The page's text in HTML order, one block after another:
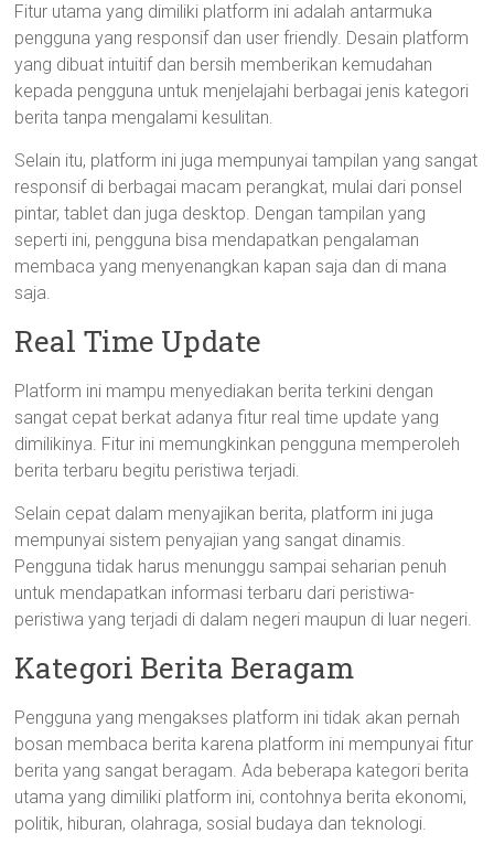
Fitur utama yang dimiliki platform ini adalah antarmuka
pengguna yang responsif dan user friendly. Desain platform
yang dibuat intuitif dan bersih memberikan kemudahan
kepada pengguna untuk menjelajahi berbagai jenis kategori
berita tanpa mengalami kesulitan.
Selain itu, platform ini juga mempunyai tampilan yang sangat
responsif di berbagai macam perangkat, mulai dari ponsel
pintar, tablet dan juga desktop. Dengan tampilan yang
seperti ini, pengguna bisa mendapatkan pengalaman
membaca yang menyenangkan kapan saja dan di mana
saja.
Real Time Update
Platform ini mampu menyediakan berita terkini dengan
sangat cepat berkat adanya fitur real time update yang
dimilikinya. Fitur ini memungkinkan pengguna memperoleh
berita terbaru begitu peristiwa terjadi.
Selain cepat dalam menyajikan berita, platform ini juga
mempunyai sistem penyajian yang sangat dinamis.
Pengguna tidak harus menunggu sampai seharian penuh
untuk mendapatkan informasi terbaru dari peristiwa-
peristiwa yang terjadi di dalam negeri maupun di luar negeri.
Kategori Berita Beragam
Pengguna yang mengakses platform ini tidak akan pernah
bosan membaca berita karena platform ini mempunyai fitur
berita yang sangat beragam. Ada beberapa kategori berita
utama yang dimiliki platform ini, contohnya berita ekonomi,
politik, hiburan, olahraga, sosial budaya dan teknologi.